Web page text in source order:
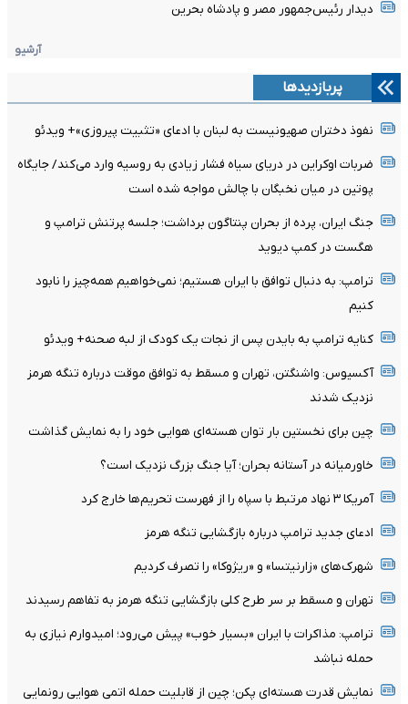
دیدار رئیس‌جمهور مصر و پادشاه بحرین
آرشیو
پربازدیدها
نفوذ دختران صهیونیست به لبنان با ادعای «تثبیت پیروزی»+ ویدئو
ضربات اوکراین در دریای سیاه فشار زیادی به روسیه وارد می‌کند/ جایگاه
پوتین در میان نخبگان با چالش مواجه شده است
جنگ ایران، پرده از بحران پنتاگون برداشت؛ جلسه پرتنش ترامپ و
هگست در کمپ دیوید
ترامپ: به دنبال توافق با ایران هستیم؛ نمی‌خواهیم همه‌چیز را نابود
کنیم
کنایه ترامپ به بایدن پس از نجات یک کودک از لبه صحنه+ ویدئو
آکسیوس: واشنگتن، تهران و مسقط به توافق موقت درباره تنگه هرمز
نزدیک شدند
چین برای نخستین بار توان هسته‌ای هوایی خود را به نمایش گذاشت
خاورمیانه در آستانه بحران؛ آیا جنگ بزرگ نزدیک است؟
آمریکا ۳ نهاد مرتبط با سپاه را از فهرست تحریم‌ها خارج کرد
ادعای جدید ترامپ درباره بازگشایی تنگه هرمز
شهرک‌های «زارنیتسا» و «ریژوکا» را تصرف کردیم
تهران و مسقط بر سر طرح کلی بازگشایی تنگه هرمز به تفاهم رسیدند
ترامپ: مذاکرات با ایران «بسیار خوب» پیش می‌رود؛ امیدوارم نیازی به
حمله نباشد
نمایش قدرت هسته‌ای پکن؛ چین از قابلیت حمله اتمی هوایی رونمایی